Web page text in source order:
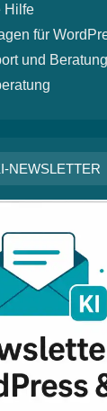
Hilfe
für
und Beratung
NEWSLETTER